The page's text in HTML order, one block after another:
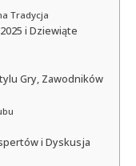
Tradycja
i Dziewiąte
Gry, Zawodników
i Dyskusja